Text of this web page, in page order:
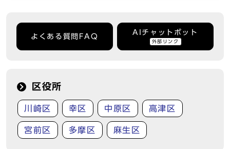
よくある質問FAQ
AIチャットボット
外部リンク
区役所
川崎区 幸区 中原区 高津区
宮前区 多摩区 麻生区